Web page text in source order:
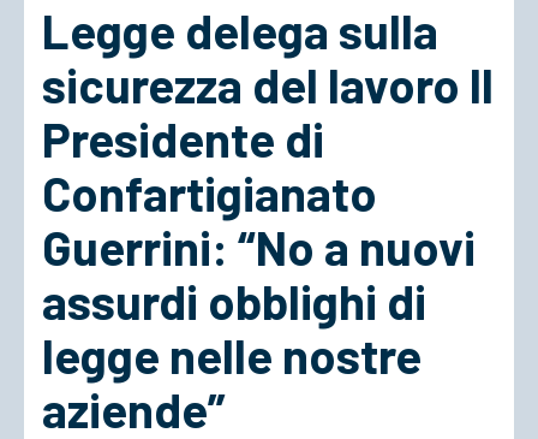
Cosa Facciamo
Associarsi
ACCEDI
Legge delega sulla
sicurezza del lavoro Il
Presidente di
Confartigianato
Guerrini: “No a nuovi
assurdi obblighi di
legge nelle nostre
aziende”